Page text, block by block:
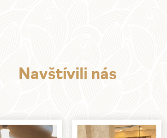
Navštívili nás